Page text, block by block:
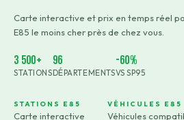
Carte interactive et prix en temps réel
E85 le moins cher près de chez vous.
3 500+
STATIONS
96
DÉPARTEMENTS
-60%
VS SP95
STATIONS E85
Carte interactive
VÉHICULES E85
Véhicules